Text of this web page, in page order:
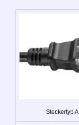
Steckertyp A